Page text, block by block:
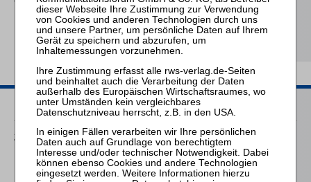
Der Sachwalter in der
Eigenverwaltung
Passende Seminare
25.08.2026
Praktiker-Webinar Vom Listenplatz zur Zulassung – Das neue
Berufsrecht der Insolvenzverwalter